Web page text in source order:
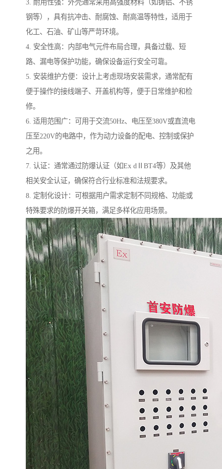
3. 耐用性强：外壳通常采用高强度材料（如铸铝、不锈
钢等），具有抗冲击、耐腐蚀、耐高温等特性，适用于
化工、石油、矿山等严苛环境。
4. 安全性高：内部电气元件布局合理，具备过载、短
路、漏电等保护功能，确保设备运行安全可靠。
5. 安装维护方便：设计上考虑现场安装需求，通常配有
便于操作的接线端子、开盖机构等，便于日常维护和检
修。
6. 适用范围广：可用于交流50Hz、电压至380V或直流电
压至220V的电路中，作为动力设备的配电、控制或保护
之用。
7. 认证：通常通过防爆认证（如Ex dⅡBT4等）及其他
相关安全认证，确保符合行业标准和法规要求。
8. 定制化设计：可根据用户需求定制不同规格、功能或
特殊要求的防爆开关箱，满足多样化应用场景。